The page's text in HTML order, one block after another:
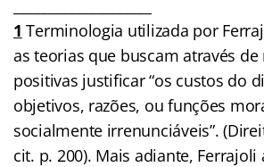
1 Terminologia utilizada por
as teorias que buscam através de
positivas justificar “os custos do
objetivos, razões, ou funções
socialmente irrenunciáveis”.
cit. p. 200). Mais adiante,